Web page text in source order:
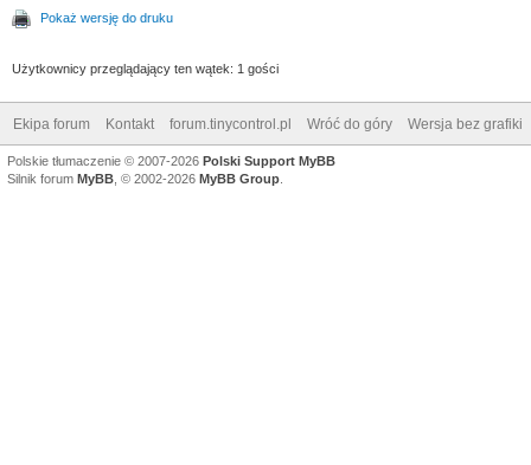
Pokaż wersję do druku
Użytkownicy przeglądający ten wątek: 1 gości
Ekipa forum Kontakt forum.tinycontrol.pl Wróć do góry Wersja bez grafiki
Polskie tłumaczenie © 2007-2026 Polski Support MyBB
Silnik forum MyBB , © 2002-2026 MyBB Group